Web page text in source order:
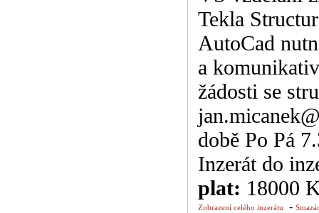
Tekla
AutoCad
a
žádosti se
době Po Pá
Inzerát do
plat: 18000
Zobrazení celého inzerátu -